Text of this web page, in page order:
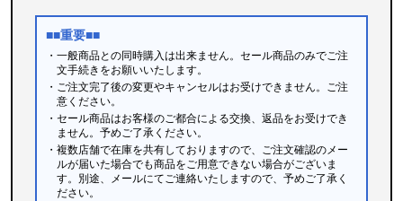
■■重要■■
・一般商品との同時購入は出来ません。セール商品のみでご注
文手続きをお願いいたします。
・ご注文完了後の変更やキャンセルはお受けできません。ご注
意ください。
・セール商品はお客様のご都合による交換、返品をお受けでき
ません。予めご了承ください。
・複数店舗で在庫を共有しておりますので、ご注文確認のメー
ルが届いた場合でも商品をご用意できない場合がございま
す。別途、メールにてご連絡いたしますので、予めご了承く
ださい。